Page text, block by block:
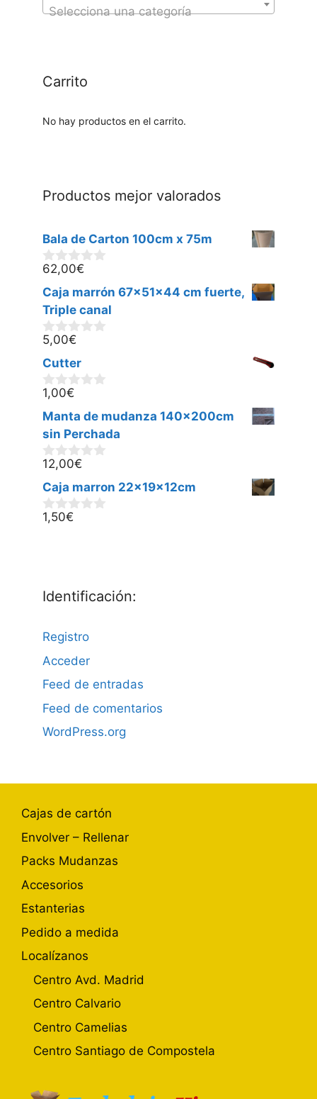
Selecciona una categoría
Carrito
No hay productos en el carrito.
Productos mejor valorados
Bala de Carton 100cm x 75m
0
d
e
5
62,00€
Caja marrón 67x51x44 cm fuerte,
Triple canal
0
d
e
5
5,00€
Cutter
0
d
e
5
1,00€
Manta de mudanza 140x200cm
sin Perchada
0
d
e
5
12,00€
Caja marron 22x19x12cm
0
1,50€
Identificación:
Registro
Acceder
Feed de entradas
Feed de comentarios
WordPress.org
Cajas de cartón
Envolver – Rellenar
Packs Mudanzas
Accesorios
Estanterias
Pedido a medida
Localízanos
Centro Avd. Madrid
Centro Calvario
Centro Camelias
Centro Santiago de Compostela